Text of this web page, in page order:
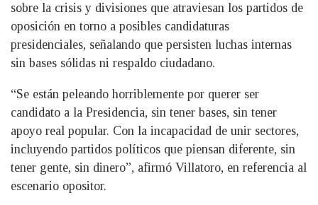
sobre la crisis y divisiones que atraviesan los partidos de
oposición en torno a posibles candidaturas
presidenciales, señalando que persisten luchas internas
sin bases sólidas ni respaldo ciudadano.
“Se están peleando horriblemente por querer ser
candidato a la Presidencia, sin tener bases, sin tener
apoyo real popular. Con la incapacidad de unir sectores,
incluyendo partidos políticos que piensan diferente, sin
tener gente, sin dinero”, afirmó Villatoro, en referencia al
escenario opositor.